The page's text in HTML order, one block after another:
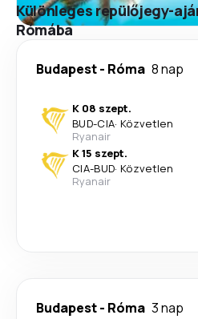
Különleges repülőjegy-
Rómába
Budapest- Róma 8 nap
K 08 szept.
BUD-CIA· Közvetlen
Ryanair
K 15 szept.
CIA-BUD· Közvetlen
Ryanair
Budapest- Róma 3 nap